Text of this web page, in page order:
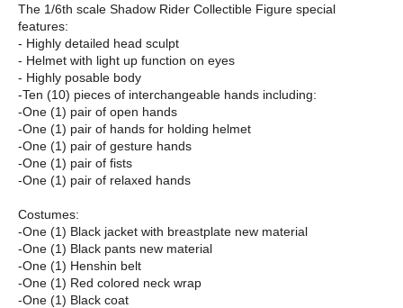
The 1/6th scale Shadow Rider Collectible Figure special
features:
- Highly detailed head sculpt
- Helmet with light up function on eyes
- Highly posable body
-Ten (10) pieces of interchangeable hands including:
-One (1) pair of open hands
-One (1) pair of hands for holding helmet
-One (1) pair of gesture hands
-One (1) pair of fists
-One (1) pair of relaxed hands
Costumes:
-One (1) Black jacket with breastplate new material
-One (1) Black pants new material
-One (1) Henshin belt
-One (1) Red colored neck wrap
-One (1) Black coat